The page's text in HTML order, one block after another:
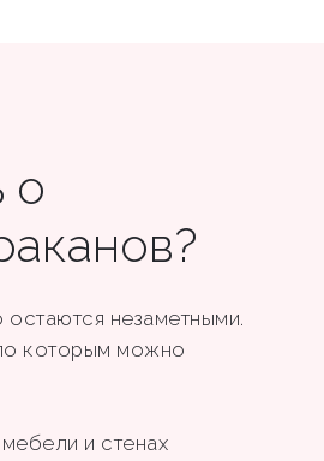
о
незаметными.
которым можно
и стенах